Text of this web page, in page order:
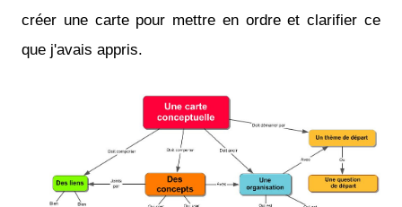
créer une carte pour mettre en ordre et clarifier ce
que j'avais appris.